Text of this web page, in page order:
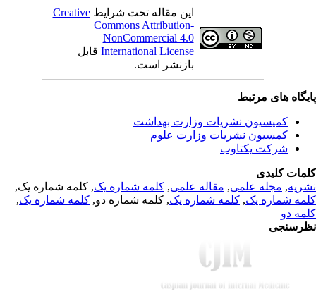
این مقاله تحت شرایطCreative
Commons Attribution-
NonCommercial 4.0
International Licenseقابل
بازنشر است.
های مرتبط
کمیسیون نشریات وزارت بهداشت
کمسیون نشریات وزارت علوم
شرکت یکتاوب
کلیدی
,مجله علمی, مقاله علمی, کلمه شماره یک, کلمه شماره یک,
شماره یک,کلمه شماره یک, کلمه شماره دو,کلمه شماره یک,
دو